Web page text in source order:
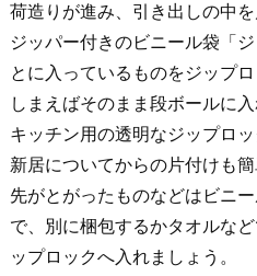
荷造りが進み、引き出しの中
ジッパー付きのビニール袋「
とに入っているものをジップ
しまえばそのまま段ボールに入
キッチン用の透明なジップロ
新居についてからの片付けも
先がとがったものなどはビニ
で、別に梱包するかタオルな
ップロックへ入れましょう。